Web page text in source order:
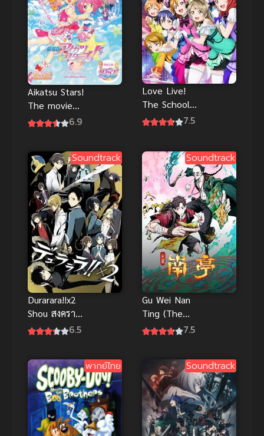
Aikatsu Stars!
The movie
ซับไทย
6.9
Love Live!
The School
Idol Movie
ดอลจำเป็น
มูฟวี่ พากย์
ไทย
7.5
Soundtrack
Durarara!!x2
Shou สงคราม
แดนสนธยา6.5
Soundtrack
Gu Wei Nan
Ting (The
Chosen One)
7.5
พากย์ไทย Soundtrack